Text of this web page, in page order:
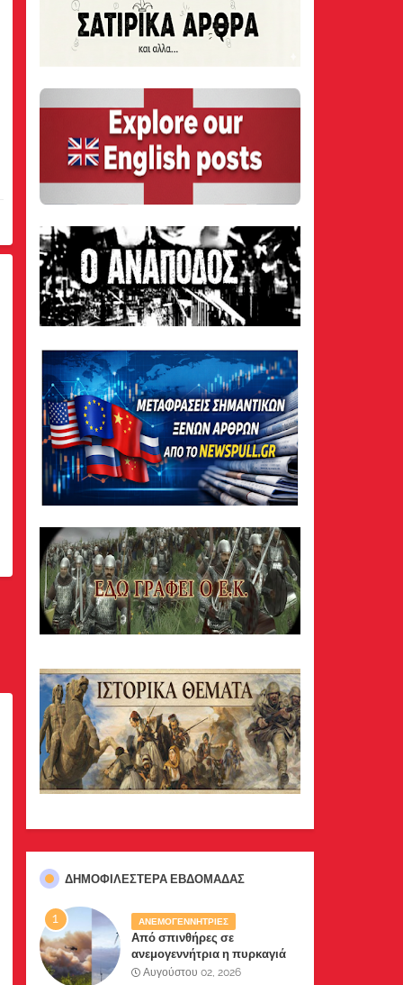
ΔΗΜΟΦΙΛΈΣΤΕΡΑ ΕΒΔΟΜΆΔΑΣ
ΑΝΕΜΟΓΕΝΝΗΤΡΙΕΣ
Από σπινθήρες σε
ανεμογεννήτρια η πυρκαγιά
σε Βοιωτία-Αττική .Δύο
Αυγούστου 02, 2026